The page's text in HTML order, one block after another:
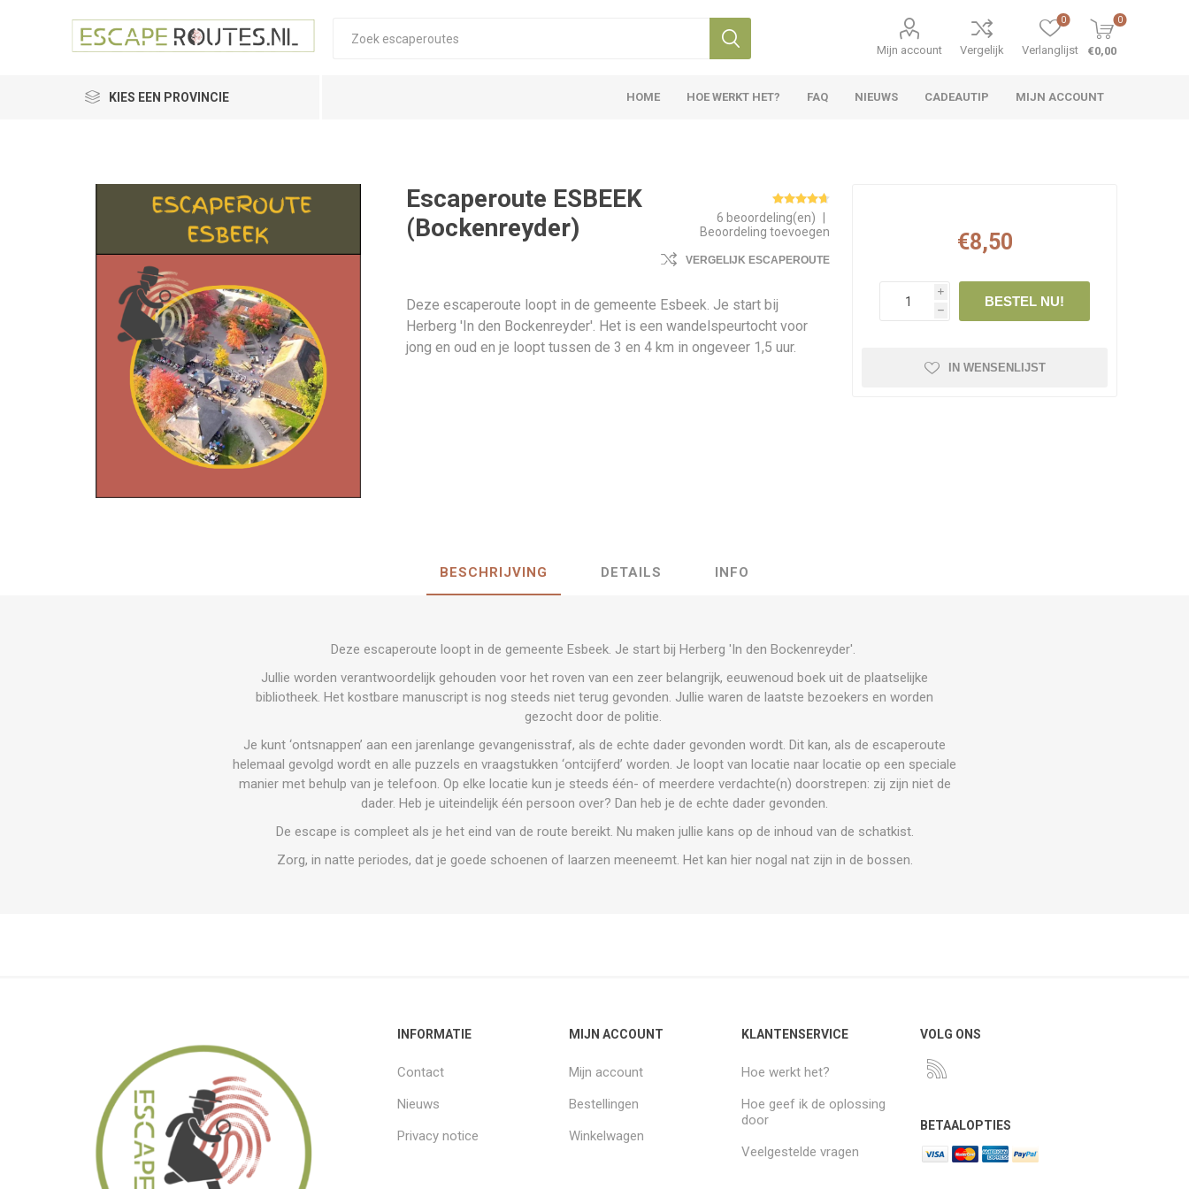
Mijn account Vergelijk Verlanglijst
0 0
€0,00
KIES EEN PROVINCIE HOME HOE WERKT HET? FAQ NIEUWS CADEAUTIP MIJN ACCOUNT
Escaperoute ESBEEK
(Bockenreyder)
6 beoordeling(en)
Beoordeling toevoegen
VERGELIJK ESCAPEROUTE
Deze escaperoute loopt in de gemeente Esbeek. Je start bij
Herberg 'In den Bockenreyder'. Het is een wandelspeurtocht voor
jong en oud en je loopt tussen de 3 en 4 km in ongeveer 1,5 uur.
€8,50
i
h
BESTEL NU!
IN WENSENLIJST
BESCHRIJVING DETAILS INFO
Deze escaperoute loopt in de gemeente Esbeek. Je start bij Herberg 'In den Bockenreyder'.
Jullie worden verantwoordelijk gehouden voor het roven van een zeer belangrijk, eeuwenoud boek uit de plaatselijke
bibliotheek. Het kostbare manuscript is nog steeds niet terug gevonden. Jullie waren de laatste bezoekers en worden
gezocht door de politie.
Je kunt ‘ontsnappen’ aan een jarenlange gevangenisstraf, als de echte dader gevonden wordt. Dit kan, als de escaperoute
helemaal gevolgd wordt en alle puzzels en vraagstukken ‘ontcijferd’ worden. Je loopt van locatie naar locatie op een speciale
manier met behulp van je telefoon. Op elke locatie kun je steeds één- of meerdere verdachte(n) doorstrepen: zij zijn niet de
dader. Heb je uiteindelijk één persoon over? Dan heb je de echte dader gevonden.
De escape is compleet als je het eind van de route bereikt. Nu maken jullie kans op de inhoud van de schatkist.
Zorg, in natte periodes, dat je goede schoenen of laarzen meeneemt. Het kan hier nogal nat zijn in de bossen.
INFORMATIE
Contact
Nieuws
Privacy notice
MIJN ACCOUNT
Mijn account
Bestellingen
Winkelwagen
KLANTENSERVICE
Hoe werkt het?
Hoe geef ik de oplossing
door
Veelgestelde vragen
VOLG ONS
BETAALOPTIES